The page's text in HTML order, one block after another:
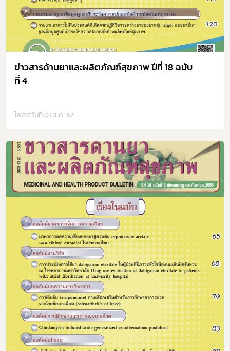
ข่าวสารด้านยาและผลิตภัณฑ์สุขภาพ ปีที่ 18 ฉบับ
ที่ 4
โพสต์วันที่ 01 ส.ค. 67